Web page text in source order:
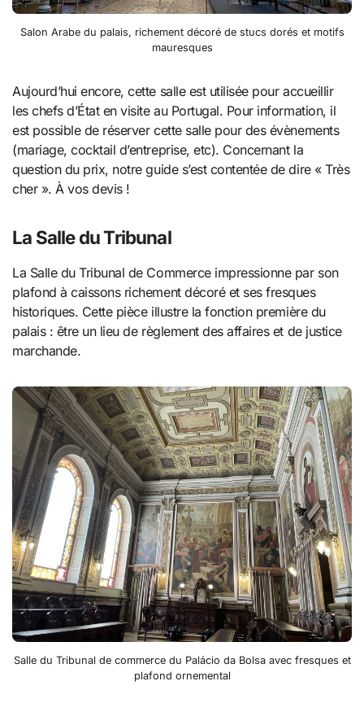
Salon Arabe du palais, richement décoré de stucs dorés et motifs
mauresques
Aujourd’hui encore, cette salle est utilisée pour accueillir
les chefs d’État en visite au Portugal. Pour information, il
est possible de réserver cette salle pour des évènements
(mariage, cocktail d’entreprise, etc). Concernant la
question du prix, notre guide s’est contentée de dire « Très
cher ». À vos devis !
La Salle du Tribunal
La Salle du Tribunal de Commerce impressionne par son
plafond à caissons richement décoré et ses fresques
historiques. Cette pièce illustre la fonction première du
palais : être un lieu de règlement des affaires et de justice
marchande.
Salle du Tribunal de commerce du Palácio da Bolsa avec fresques et
plafond ornemental